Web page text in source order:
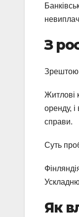
З
Зрештою
Житлові
оренду,
справи.
Суть
Як